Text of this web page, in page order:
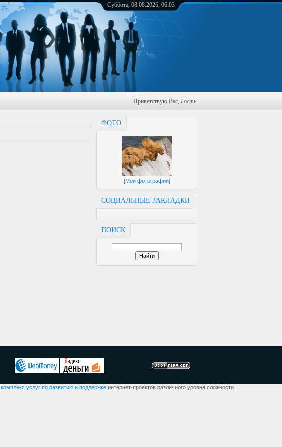
Суббота, 08.08.2026, 06:03
Приветствую Вас, Гость
ФОТО
[Мои фотографии]
СОЦИАЛЬНЫЕ ЗАКЛАДКИ
ПОИСК
комплекс услуг по развитию и поддержке интернет-проектов различного уровня сложности.